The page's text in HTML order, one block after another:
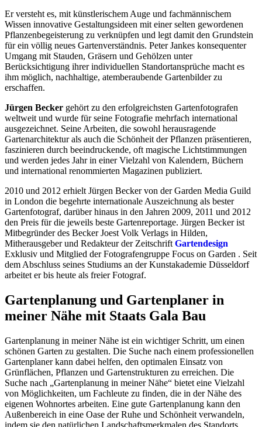
Er versteht es, mit künstlerischem Auge und fachmännischem
Wissen innovative Gestaltungsideen mit einer selten gewordenen
Pflanzenbegeisterung zu verknüpfen und legt damit den Grundstein
für ein völlig neues Gartenverständnis. Peter Jankes konsequenter
Umgang mit Stauden, Gräsern und Gehölzen unter
Berücksichtigung ihrer individuellen Standortansprüche macht es
ihm möglich, nachhaltige, atemberaubende Gartenbilder zu
erschaffen.
Jürgen Becker gehört zu den erfolgreichsten Gartenfotografen
weltweit und wurde für seine Fotografie mehrfach international
ausgezeichnet. Seine Arbeiten, die sowohl herausragende
Gartenarchitektur als auch die Schönheit der Pflanzen präsentieren,
faszinieren durch beeindruckende, oft magische Lichtstimmungen
und werden jedes Jahr in einer Vielzahl von Kalendern, Büchern
und international renommierten Magazinen publiziert.
2010 und 2012 erhielt Jürgen Becker von der Garden Media Guild
in London die begehrte internationale Auszeichnung als bester
Gartenfotograf, darüber hinaus in den Jahren 2009, 2011 und 2012
den Preis für die jeweils beste Gartenreportage. Jürgen Becker ist
Mitbegründer des Becker Joest Volk Verlags in Hilden,
Mitherausgeber und Redakteur der Zeitschrift Gartendesign
Exklusiv und Mitglied der Fotografengruppe Focus on Garden . Seit
dem Abschluss seines Studiums an der Kunstakademie Düsseldorf
arbeitet er bis heute als freier Fotograf.
Gartenplanung und Gartenplaner in
meiner Nähe mit Staats Gala Bau
Gartenplanung in meiner Nähe ist ein wichtiger Schritt, um einen
schönen Garten zu gestalten. Die Suche nach einem professionellen
Gartenplaner kann dabei helfen, den optimalen Einsatz von
Grünflächen, Pflanzen und Gartenstrukturen zu erreichen. Die
Suche nach „Gartenplanung in meiner Nähe“ bietet eine Vielzahl
von Möglichkeiten, um Fachleute zu finden, die in der Nähe des
eigenen Wohnortes arbeiten. Eine gute Gartenplanung kann den
Außenbereich in eine Oase der Ruhe und Schönheit verwandeln,
indem sie den natürlichen Landschaftsmerkmalen des Standorts